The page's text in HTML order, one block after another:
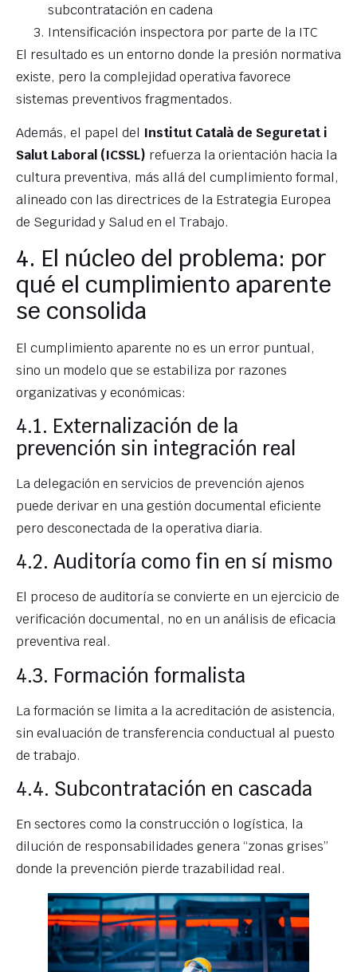
subcontratación en cadena
Intensificación inspectora por parte de la ITC
El resultado es un entorno donde la presión normativa
existe, pero la complejidad operativa favorece
sistemas preventivos fragmentados.
Además, el papel del Institut Català de Seguretat i
Salut Laboral (ICSSL) refuerza la orientación hacia la
cultura preventiva, más allá del cumplimiento formal,
alineado con las directrices de la Estrategia Europea
de Seguridad y Salud en el Trabajo.
4. El núcleo del problema: por
qué el cumplimiento aparente
se consolida
El cumplimiento aparente no es un error puntual,
sino un modelo que se estabiliza por razones
organizativas y económicas:
4.1. Externalización de la
prevención sin integración real
La delegación en servicios de prevención ajenos
puede derivar en una gestión documental eficiente
pero desconectada de la operativa diaria.
4.2. Auditoría como fin en sí mismo
El proceso de auditoría se convierte en un ejercicio de
verificación documental, no en un análisis de eficacia
preventiva real.
4.3. Formación formalista
La formación se limita a la acreditación de asistencia,
sin evaluación de transferencia conductual al puesto
de trabajo.
4.4. Subcontratación en cascada
En sectores como la construcción o logística, la
dilución de responsabilidades genera “zonas grises”
donde la prevención pierde trazabilidad real.